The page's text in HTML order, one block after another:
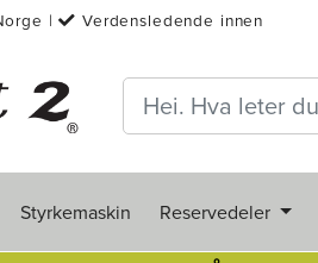
|
Verdensledende innen
Styrkemaskin Reservedeler